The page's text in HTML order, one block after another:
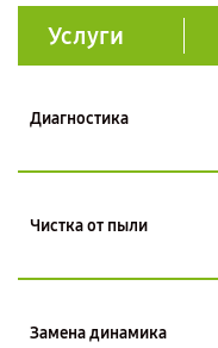
Услуги
Диагностика
Чистка от пыли
Замена динамика